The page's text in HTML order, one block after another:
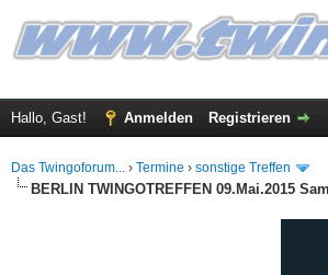
Hallo, Gast! Anmelden Registrieren
Das Twingoforum... › Termine › sonstige Treffen
BERLIN TWINGOTREFFEN 09.Mai.2015